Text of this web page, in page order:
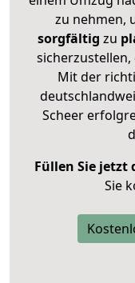
zu nehmen,
sorgfältig zu
Mit der
Scheer
Füllen Sie jetzt
Sie